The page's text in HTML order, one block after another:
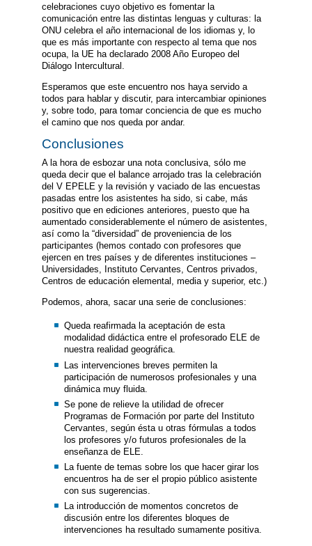
celebraciones cuyo objetivo es fomentar la
comunicación entre las distintas lenguas y culturas: la
ONU celebra el año internacional de los idiomas y, lo
que es más importante con respecto al tema que nos
ocupa, la UE ha declarado 2008 Año Europeo del
Diálogo Intercultural.
Esperamos que este encuentro nos haya servido a
todos para hablar y discutir, para intercambiar opiniones
y, sobre todo, para tomar conciencia de que es mucho
el camino que nos queda por andar.
Conclusiones
A la hora de esbozar una nota conclusiva, sólo me
queda decir que el balance arrojado tras la celebración
del V EPELE y la revisión y vaciado de las encuestas
pasadas entre los asistentes ha sido, si cabe, más
positivo que en ediciones anteriores, puesto que ha
aumentado considerablemente el número de asistentes,
así como la “diversidad” de proveniencia de los
participantes (hemos contado con profesores que
ejercen en tres países y de diferentes instituciones –
Universidades, Instituto Cervantes, Centros privados,
Centros de educación elemental, media y superior, etc.)
Podemos, ahora, sacar una serie de conclusiones:
Queda reafirmada la aceptación de esta
modalidad didáctica entre el profesorado ELE de
nuestra realidad geográfica.
Las intervenciones breves permiten la
participación de numerosos profesionales y una
dinámica muy fluida.
Se pone de relieve la utilidad de ofrecer
Programas de Formación por parte del Instituto
Cervantes, según ésta u otras fórmulas a todos
los profesores y/o futuros profesionales de la
enseñanza de ELE.
La fuente de temas sobre los que hacer girar los
encuentros ha de ser el propio público asistente
con sus sugerencias.
La introducción de momentos concretos de
discusión entre los diferentes bloques de
intervenciones ha resultado sumamente positiva.